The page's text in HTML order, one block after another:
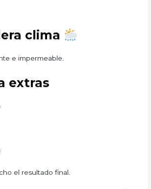
clima
e impermeable.
extras
el resultado final.